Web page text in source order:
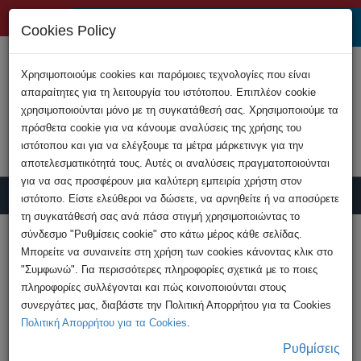
Υποβολή Καταγγελίας
HOME
Ανακοινώσεις
Προσοχή, Νέα Απάτη με κρυπτονομίσματα
Cookies Policy
Χρησιμοποιούμε cookies και παρόμοιες τεχνολογίες που είναι
απαραίτητες για τη λειτουργία του ιστότοπου. Επιπλέον cookie
χρησιμοποιούνται μόνο με τη συγκατάθεσή σας. Χρησιμοποιούμε τα
πρόσθετα cookie για να κάνουμε αναλύσεις της χρήσης του
ιστότοπου και για να ελέγξουμε τα μέτρα μάρκετινγκ για την
αποτελεσματικότητά τους. Αυτές οι αναλύσεις πραγματοποιούνται
για να σας προσφέρουν μια καλύτερη εμπειρία χρήστη στον
ιστότοπο. Είστε ελεύθεροι να δώσετε, να αρνηθείτε ή να αποσύρετε
τη συγκατάθεσή σας ανά πάσα στιγμή χρησιμοποιώντας το
σύνδεσμο "Ρυθμίσεις cookie" στο κάτω μέρος κάθε σελίδας.
Μπορείτε να συναινείτε στη χρήση των cookies κάνοντας κλικ στο
"Συμφωνώ". Για περισσότερες πληροφορίες σχετικά με το ποιες
πληροφορίες συλλέγονται και πώς κοινοποιούνται στους
συνεργάτες μας, διαβάστε την Πολιτική Απορρήτου για τα Cookies
Πολιτική Απορρήτου για τα Cookies.
Ρυθμίσεις